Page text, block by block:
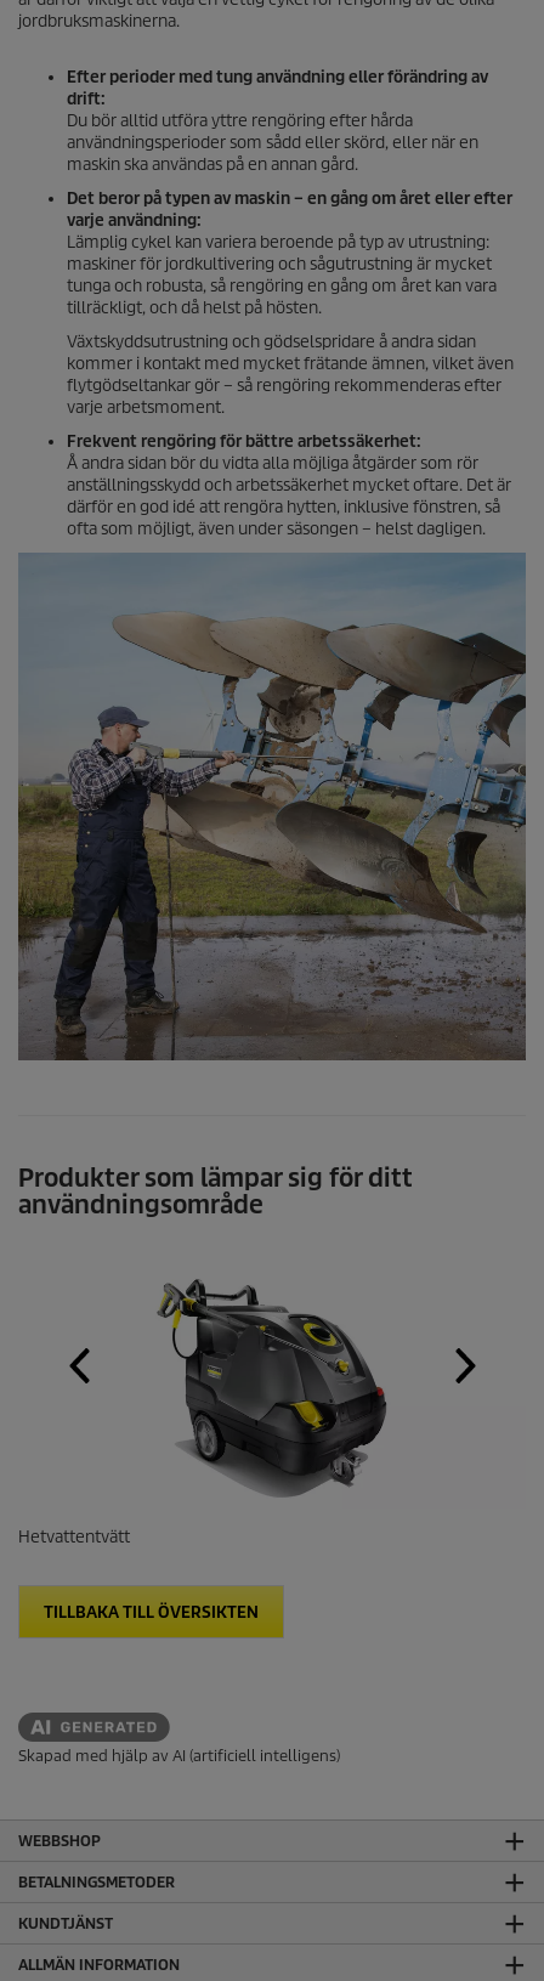
jordbruksmaskinerna.
Efter perioder med tung användning eller förändring av
drift:
Du bör alltid utföra yttre rengöring efter hårda
användningsperioder som sådd eller skörd, eller när en
maskin ska användas på en annan gård.
Det beror på typen av maskin – en gång om året eller efter
varje användning:
Lämplig cykel kan variera beroende på typ av utrustning:
maskiner för jordkultivering och sågutrustning är mycket
tunga och robusta, så rengöring en gång om året kan vara
tillräckligt, och då helst på hösten.
Växtskyddsutrustning och gödselspridare å andra sidan
kommer i kontakt med mycket frätande ämnen, vilket även
flytgödseltankar gör – så rengöring rekommenderas efter
varje arbetsmoment.
Frekvent rengöring för bättre arbetssäkerhet:
Å andra sidan bör du vidta alla möjliga åtgärder som rör
anställningsskydd och arbetssäkerhet mycket oftare. Det är
därför en god idé att rengöra hytten, inklusive fönstren, så
ofta som möjligt, även under säsongen – helst dagligen.
Produkter som lämpar sig för ditt
användningsområde
Hetvattentvätt
TILLBAKA TILL ÖVERSIKTEN
Skapad med hjälp av AI (artificiell intelligens)
WEBBSHOP
BETALNINGSMETODER
KUNDTJÄNST
ALLMÄN INFORMATION